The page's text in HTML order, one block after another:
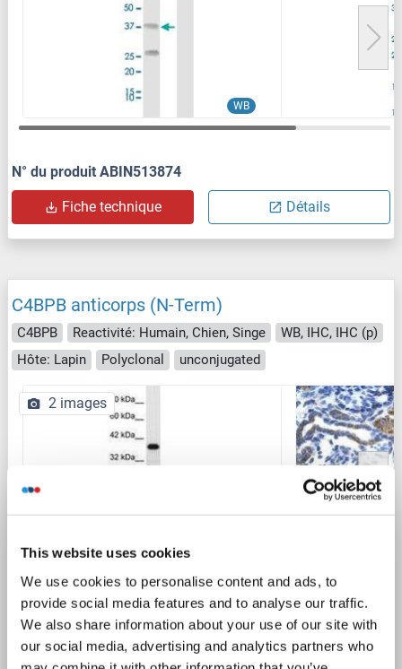
This website uses cookies
We use cookies to personalise content and ads, to
provide social media features and to analyse our traffic.
We also share information about your use of our site with
our social media, advertising and analytics partners who
WB
N° du produit ABIN513874
Fiche technique Détails
C4BPB anticorps (N-Term)
C4BPB Reactivité: Humain, Chien, Singe
WB, IHC, IHC (p)
Hôte: Lapin
Polyclonal unconjugated
2 images
N° du produit ABIN6735849
Fiche technique Détails